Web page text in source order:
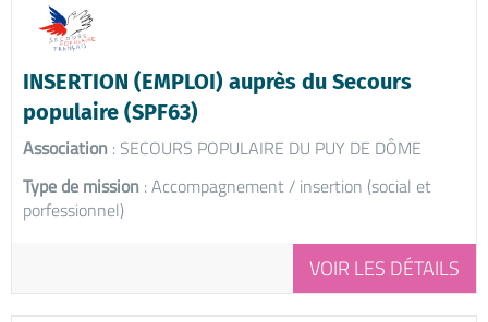
INSERTION (EMPLOI) auprès du Secours
populaire (SPF63)
Association : SECOURS POPULAIRE DU PUY DE DÔME
Type de mission : Accompagnement / insertion (social et
porfessionnel)
VOIR LES DÉTAILS